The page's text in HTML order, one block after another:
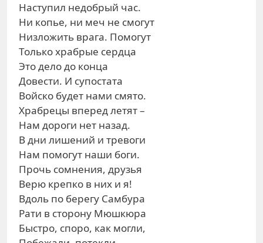
Наступил недобрый час.
Ни копье, ни меч не смогут
Низложить врага. Помогут
Только храбрые сердца
Это дело до конца
Довести. И супостата
Войско будет нами смято.
Храбрецы вперед летят –
Нам дороги нет назад.
В дни лишений и тревоги
Нам помогут наши боги.
Прочь сомнения, друзья
Верю крепко в них и я!
Вдоль по берегу Самбура
Рати в сторону Мюшкюра
Быстро, споро, как могли,